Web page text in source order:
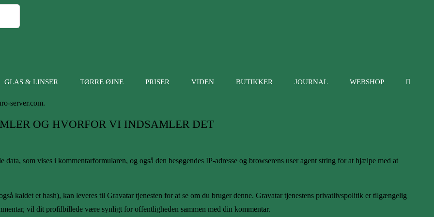
GLAS & LINSER TØRRE ØJNE PRISER VIDEN BUTIKKER JOURNAL WEBSHOP
server.com.
OG HVORFOR VI INDSAMLER DET
som vises i kommentarformularen, og også den besøgendes IP-adresse og browserens user agent string for at hjælpe med at
kaldet et hash), kan leveres til Gravatar tjenesten for at se om du bruger denne. Gravatar tjenestens privatlivspolitik er tilgængelig
vil dit profilbillede være synligt for offentligheden sammen med din kommentar.